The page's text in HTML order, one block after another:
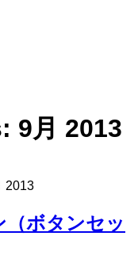
9月 2013
2013
ボタンセッ